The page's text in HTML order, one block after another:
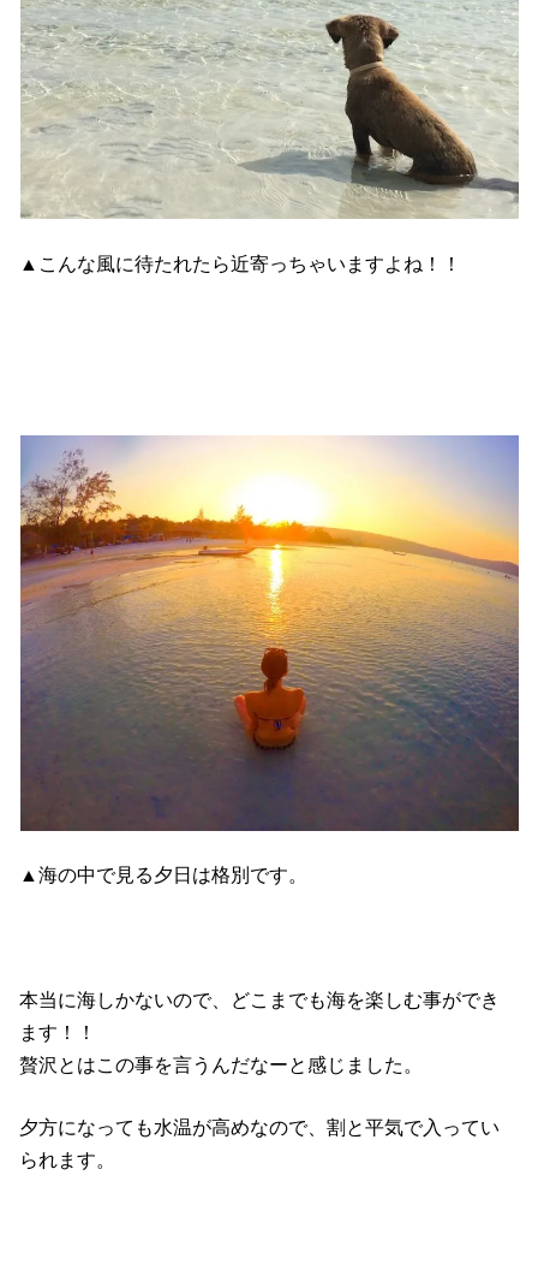
▲こんな風に待たれたら近寄っちゃいますよね！！
▲海の中で見る夕日は格別です。
本当に海しかないので、どこまでも海を楽しむ事ができ
ます！！
贅沢とはこの事を言うんだなーと感じました。
夕方になっても水温が高めなので、割と平気で入ってい
られます。